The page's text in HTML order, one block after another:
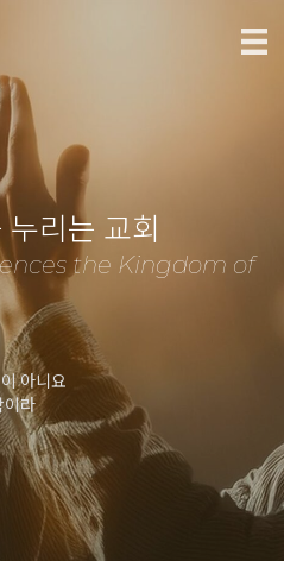
리는 교회
the Kingdom of
아니요
이라